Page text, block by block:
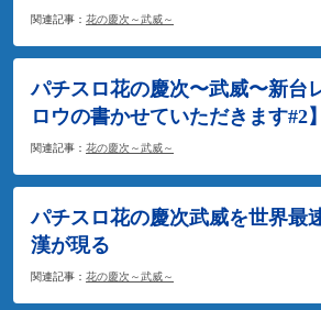
関連記事： 花の慶次～武威～
パチスロ花の慶次〜武威〜新台
ロウの書かせていただきます#2】
関連記事： 花の慶次～武威～
パチスロ花の慶次武威を世界最
漢が現る
関連記事： 花の慶次～武威～